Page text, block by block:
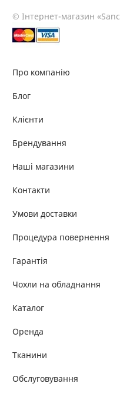
© Інтернет-магазин
Про компанію
Блог
Клієнти
Брендування
Наші магазини
Контакти
Умови доставки
Процедура повернення
Гарантія
Чохли на обладнання
Каталог
Оренда
Тканини
Обслуговування